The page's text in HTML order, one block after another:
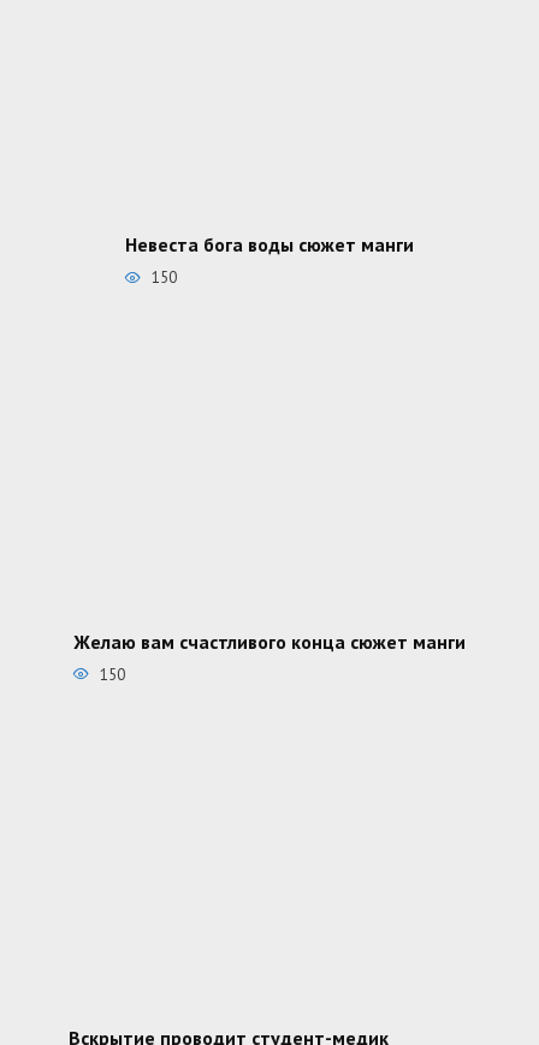
Невеста бога воды сюжет манги
150
Желаю вам счастливого конца сюжет манги
150
Вскрытие проводит студент-медик